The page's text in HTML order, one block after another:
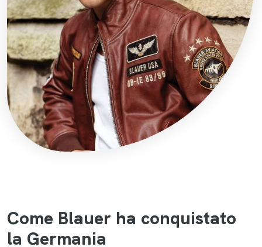
Come Blauer ha conquistato
la Germania